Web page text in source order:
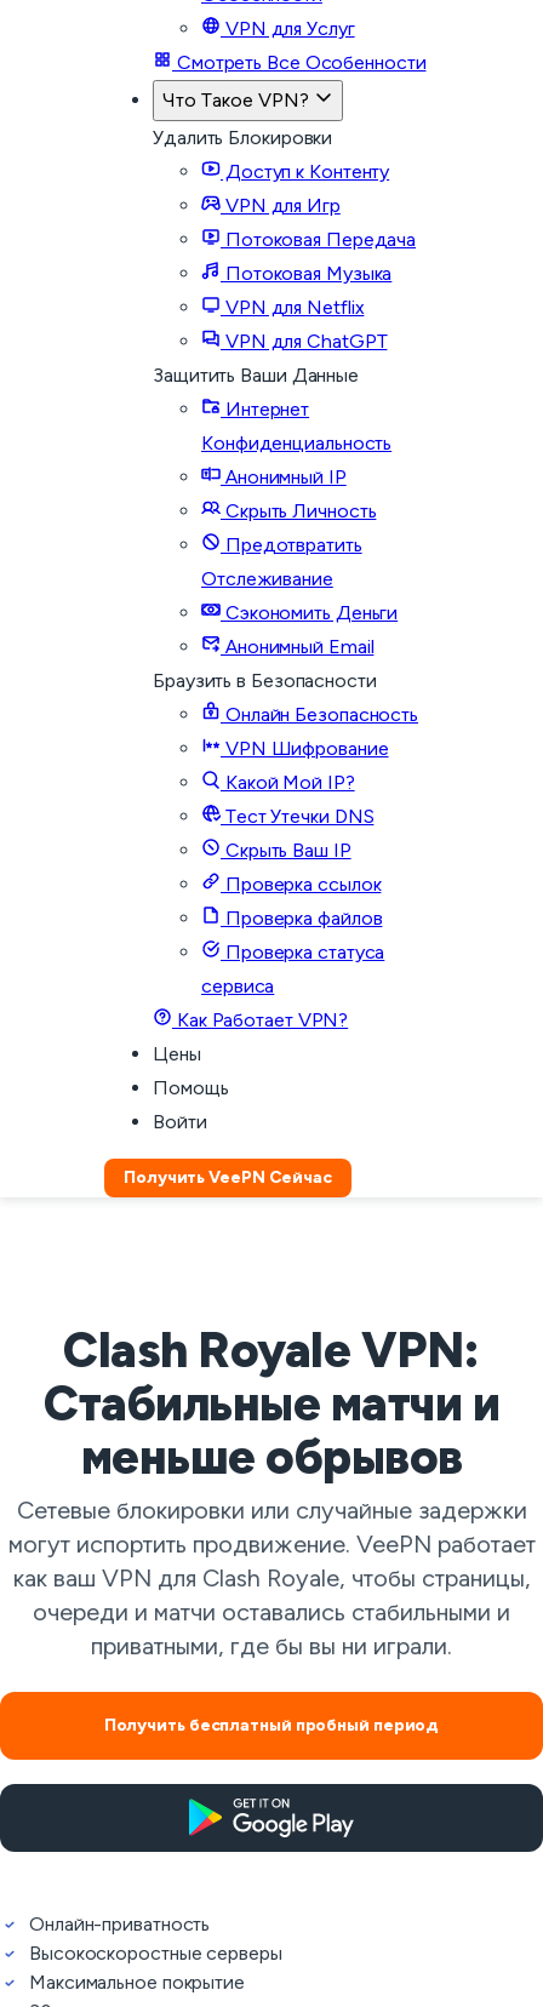
VPN для Услуг
Смотреть Все Особенности
Что Такое VPN?
Удалить Блокировки
Доступ к Контенту
VPN для Игр
Потоковая Передача
Потоковая Музыка
VPN для Netflix
VPN для ChatGPT
Защитить Ваши Данные
Интернет
Конфиденциальность
Анонимный IP
Скрыть Личность
Предотвратить
Отслеживание
Сэкономить Деньги
Анонимный Email
Браузить в Безопасности
Онлайн Безопасность
VPN Шифрование
Какой Мой IP?
Тест Утечки DNS
Скрыть Ваш IP
Проверка ссылок
Проверка файлов
Проверка статуса
сервиса
Как Работает VPN?
Цены
Помощь
Войти
Получить VeePN Сейчас
Clash Royale VPN:
Стабильные матчи и
меньше обрывов
Сетевые блокировки или случайные задержки
могут испортить продвижение. VeePN работает
как ваш VPN для Clash Royale, чтобы страницы,
очереди и матчи оставались стабильными и
приватными, где бы вы ни играли.
Получить бесплатный пробный период
Онлайн-приватность
Высокоскоростные серверы
Максимальное покрытие